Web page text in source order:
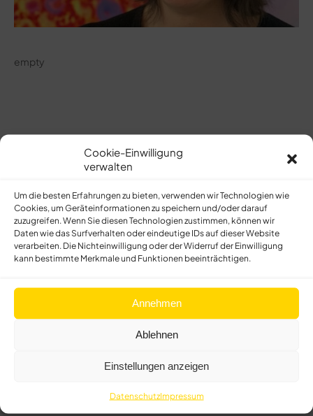
Cookie-Einwilligung
verwalten
Um die besten Erfahrungen zu bieten, verwenden wir Technologien wie
Cookies, um Geräteinformationen zu speichern und/oder darauf
zuzugreifen. Wenn Sie diesen Technologien zustimmen, können wir
Daten wie das Surfverhalten oder eindeutige IDs auf dieser Website
verarbeiten. Die Nichteinwilligung oder der Widerruf der Einwilligung
kann bestimmte Merkmale und Funktionen beeinträchtigen.
Annehmen
Ablehnen
Einstellungen anzeigen
DatenschutzImpressum
empty
Lebenslauf
empty